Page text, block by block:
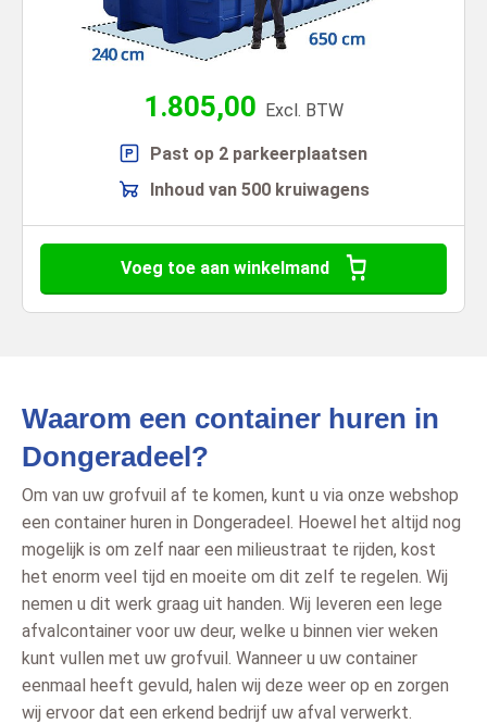
1.805,00 Excl. BTW
Past op 2 parkeerplaatsen
Inhoud van 500 kruiwagens
Voeg toe aan winkelmand
Waarom een container huren in
Dongeradeel?
Om van uw grofvuil af te komen, kunt u via onze webshop
een container huren in Dongeradeel. Hoewel het altijd nog
mogelijk is om zelf naar een milieustraat te rijden, kost
het enorm veel tijd en moeite om dit zelf te regelen. Wij
nemen u dit werk graag uit handen. Wij leveren een lege
afvalcontainer voor uw deur, welke u binnen vier weken
kunt vullen met uw grofvuil. Wanneer u uw container
eenmaal heeft gevuld, halen wij deze weer op en zorgen
wij ervoor dat een erkend bedrijf uw afval verwerkt.